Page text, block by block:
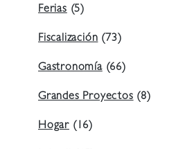
Ferias (5)
Fiscalización (73)
Gastronomía(66)
Grandes Proyectos (8)
Hogar (16)